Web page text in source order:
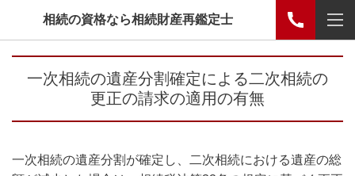
相続の資格なら相続財産再鑑定士
一次相続の遺産分割確定による二次相続の
更正の請求の適用の有無
一次相続の遺産分割が確定し、二次相続における遺産の総